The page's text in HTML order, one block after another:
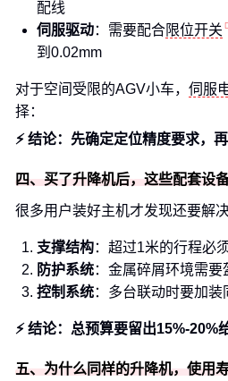
配线
伺服驱动：需要配合限位开关
到0.02mm
对于空间受限的AGV小车， 伺服
择：
⚡ 结论：先确定定位精度要求，
四、买了升降机后，这些配套设
很多用户装好主机才发现还要解决
支撑结构：超过1米的行程必
防护系统：金属碎屑环境需要
控制系统：多台联动时要加装
⚡ 结论：总预算要留出15%-20%
五、为什么同样的升降机，使用